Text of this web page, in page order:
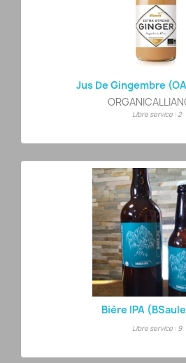
Jus De Gingembre
Libre service : 2
Bière IPA
Libre service : 9